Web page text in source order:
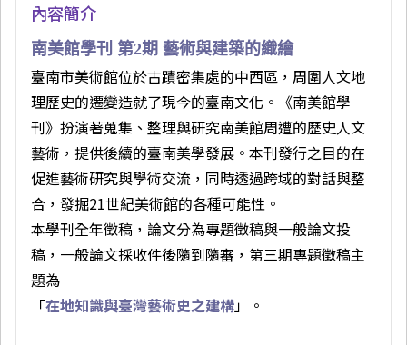
內容簡介
南美館學刊 第2期 藝術與建築的織繪
臺南市美術館位於古蹟密集處的中西區，周圍人文地
理歷史的遷變造就了現今的臺南文化。《南美館學
刊》扮演著蒐集、整理與研究南美館周遭的歷史人文
藝術，提供後續的臺南美學發展。本刊發行之目的在
促進藝術研究與學術交流，同時透過跨域的對話與整
合，發掘21世紀美術館的各種可能性。
本學刊全年徵稿，論文分為專題徵稿與一般論文投
稿，一般論文採收件後隨到隨審，第三期專題徵稿主
題為
「在地知識與臺灣藝術史之建構」。